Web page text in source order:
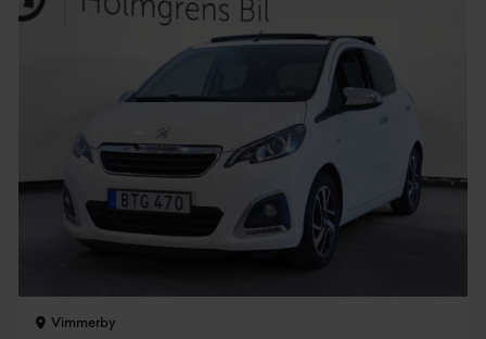
Vimmerby